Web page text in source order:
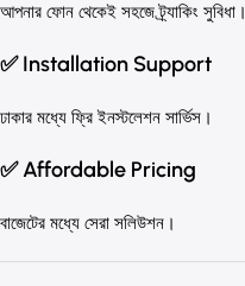
আপনার ফোন থেকেই সহজে ট্র্যাকিং সুবিধা।
✅ Installation Support
ঢাকার মধ্যে ফ্রি ইনস্টলেশন সার্ভিস।
✅ Affordable Pricing
বাজেটের মধ্যে সেরা সলিউশন।